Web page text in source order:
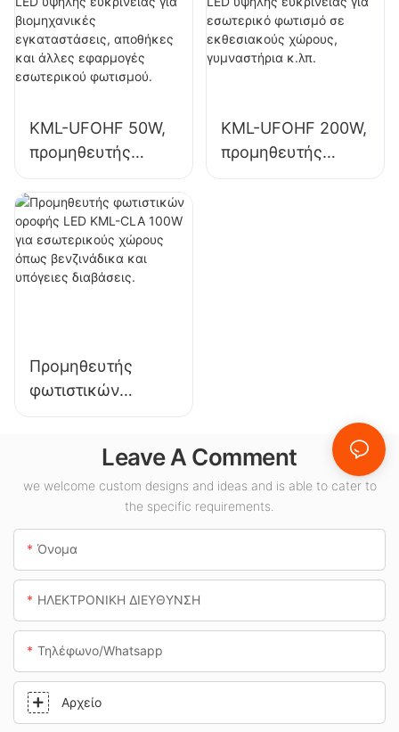
εγκαταστάσεις,
αποθήκες και
άλλες εφαρμογές
εσωτερικού
φωτισμό σε
βιομηχανικές
εγκαταστάσεις,
KML-UFOHF 50W,
προμηθευτής
φωτιστικών LED
υψηλής ευκρίνειας
για βιομηχανικές
εγκαταστάσεις,
αποθήκες και
KML-UFOHF 200W,
προμηθευτής
φωτιστικών LED
Προμηθευτής
φωτιστικών
οροφής LED KML-
εσωτερικούς
χώρους όπως
βενζινάδικα και
υπόγειες
διαβάσεις.
Leave A Comment
we welcome custom designs and ideas and is able to cater to
the specific requirements.
Όνομα
ΗΛΕΚΤΡΟΝΙΚΗ ΔΙΕΥΘΥΝΣΗ
Τηλέφωνο/whatsapp
Αρχείο